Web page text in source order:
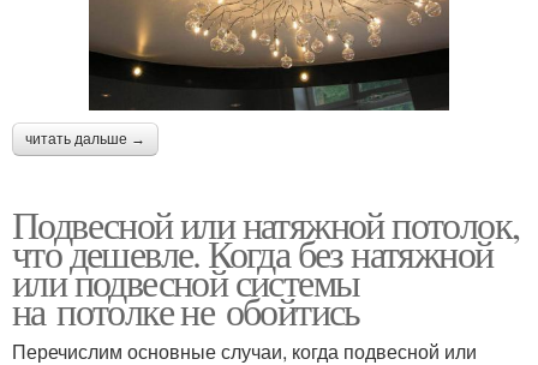
читать дальше →
Подвесной или натяжной потолок,
что дешевле. Когда без натяжной
или подвесной системы
на потолке не обойтись
Перечислим основные случаи, когда подвесной или